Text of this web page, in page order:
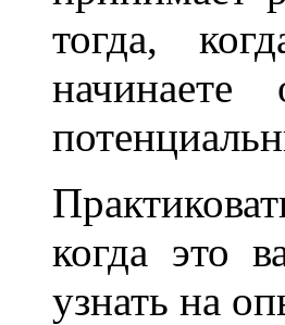
тогда,
когда это
узнать на